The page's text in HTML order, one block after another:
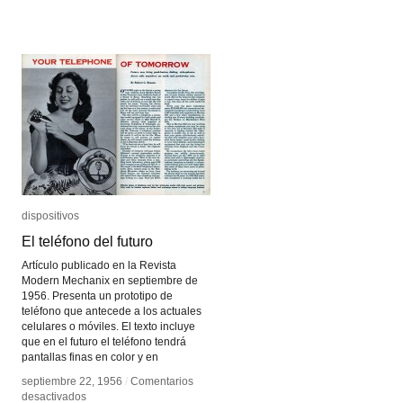
dispositivos
El teléfono del futuro
Artículo publicado en la Revista
Modern Mechanix en septiembre de
1956. Presenta un prototipo de
teléfono que antecede a los actuales
celulares o móviles. El texto incluye
que en el futuro el teléfono tendrá
pantallas finas en color y en
septiembre 22, 1956 / Comentarios
desactivadosen
dispositivos
El teléfono del futuro
septiembre 22, 1956 / Comentarios
desactivadosen